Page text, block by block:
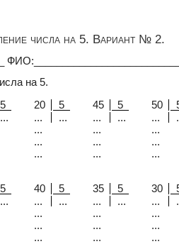
числа на 5. Вариант № 2.
на 5.
5 20 5 45 5 50
... ... ... ... ... ...
... ...
...
... ...
...
... ... ...
5 40 5 35 5 30
... ... ... ... ... ...
... ...
...
... ...
...
... ... ...